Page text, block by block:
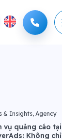
& Insights, Agency
vụ quảng cáo tại
Không chỉ